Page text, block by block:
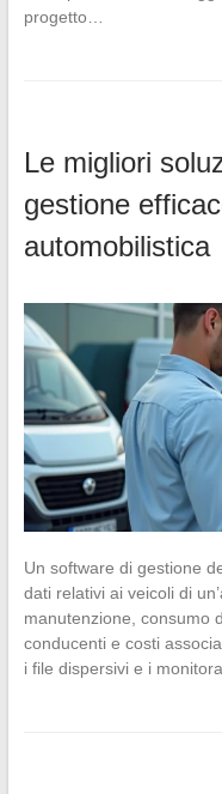
progetto…
Le migliori
gestione
automobilistica
Un software di gestione
dati relativi ai veicoli di
manutenzione, consumo
conducenti e costi
i file dispersivi e i